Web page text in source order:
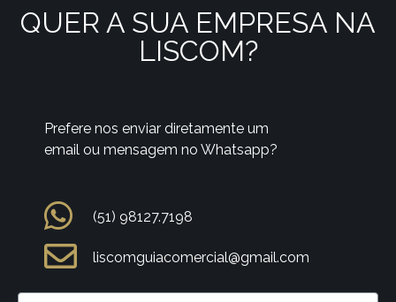
QUER A SUA EMPRESA NA
LISCOM?
Prefere nos enviar diretamente um
email ou mensagem no Whatsapp?
(51) 98127.7198
liscomguiacomercial@gmail.com